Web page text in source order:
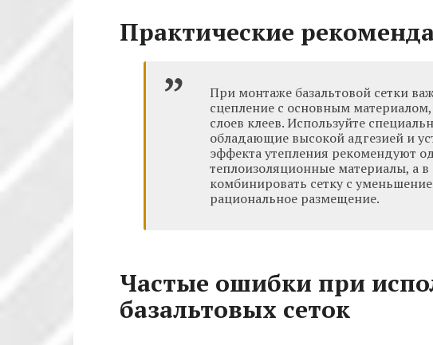
Практические
При монтаже базальтовой сетки
сцепление с основным
слоев клеев. Используйте
обладающие высокой адгезией и
эффекта утепления рекомендуют
теплоизоляционные материалы, а
комбинировать сетку с
рациональное размещение.
Частые ошибки при
базальтовых сеток